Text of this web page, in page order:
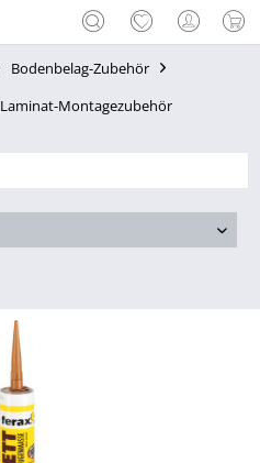
Bodenbelag-Zubehör
Laminat-Montagezubehör